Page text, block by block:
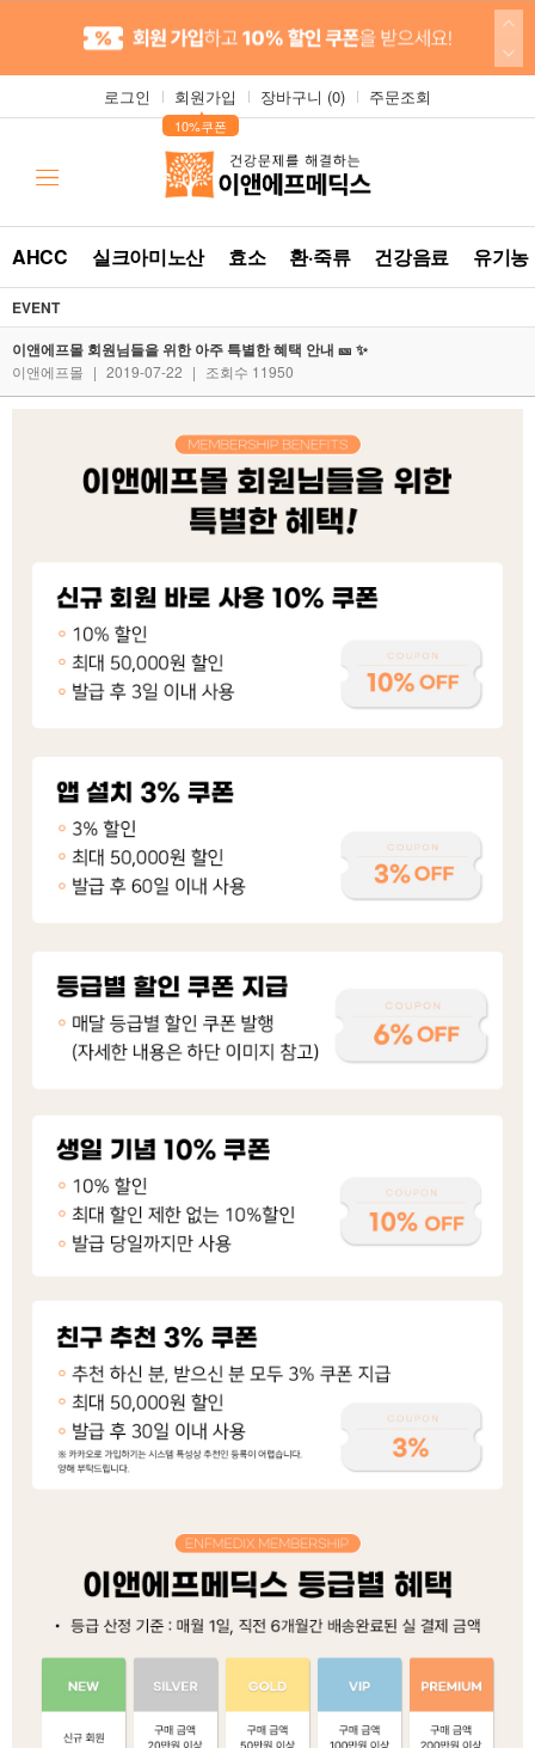
로그인 회원가입
▲
10%쿠폰
장바구니 (0) 주문조회
AHCC 실크아미노산 효소 환·죽류 건강음료 유기
EVENT
이앤에프몰 회원님들을 위한 아주 특별한 혜택 안내 🎫 ✨
이앤에프몰 | 2019-07-22 | 조회수 11950